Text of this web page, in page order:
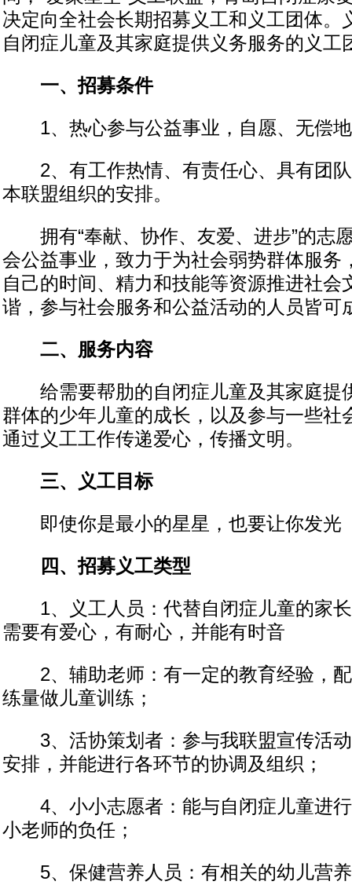
决定向全社会长期招募义工和义工团体。
自闭症儿童及其家庭提供义务服务的义工
一、招募条件
1、热心参与公益事业，自愿、无偿地
2、有工作热情、有责任心、具有团队
本联盟组织的安排。
拥有“奉献、协作、友爱、进步”的志
会公益事业，致力于为社会弱势群体服务
自己的时间、精力和技能等资源推进社会
谐，参与社会服务和公益活动的人员皆可
二、服务内容
给需要帮肋的自闭症儿童及其家庭提
群体的少年儿童的成长，以及参与一些社
通过义工工作传递爱心，传播文明。
三、义工目标
即使你是最小的星星，也要让你发光
四、招募义工类型
1、义工人员：代替自闭症儿童的家长
需要有爱心，有耐心，并能有时音
2、辅助老师：有一定的教育经验，配
练量做儿童训练；
3、活协策划者：参与我联盟宣传活动
安排，并能进行各环节的协调及组织；
4、小小志愿者：能与自闭症儿童进行
小老师的负任；
5、保健营养人员：有相关的幼儿营养